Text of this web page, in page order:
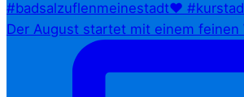
Der August startet mit einem feinen